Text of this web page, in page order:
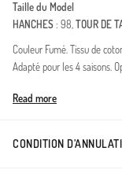
Taille du Model
HANCHES: 98,TOUR DE
Couleur Fumé. Tissu de
Adapté pour les 4 saisons.
Made in Türkiye
Read more
CONDITION